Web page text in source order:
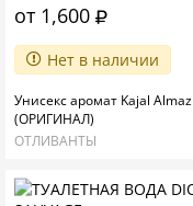
от 1,600
Нет в наличии
Унисекс аромат Kajal Almaz
(ОРИГИНАЛ)
ОТЛИВАНТЫ